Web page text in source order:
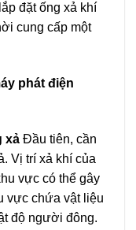
đặt ống xả khí
cung cấp một
phát điện
xảĐầu tiên, cần
Vị trí xả khí của
vực có thể gây
vực chứa vật liệu
độ người đông.